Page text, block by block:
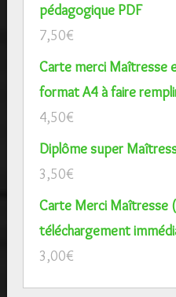
pédagogique PDF
7,50€
Carte merci Maîtresse
format A4 à faire
4,50€
Diplôme super
3,50€
Carte Merci Maîtresse
téléchargement
3,00€